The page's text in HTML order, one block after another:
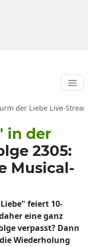
der Liebe Live-
in der
2305:
Musical-
feiert 10-
eine ganz
verpasst? Dann
Wiederholung